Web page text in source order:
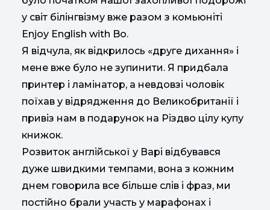
у світ білінгвізму вже разом з комьюніті
Enjoy English with Bo.
Я відчула, як відкрилось «друге дихання» і
мене вже було не зупинити. Я придбала
принтер і ламінатор, а невдовзі чоловік
поїхав у відрядження до Великобританії і
привіз нам в подарунок на Різдво цілу купу
книжок.
Розвиток англійської у Варі відбувався
дуже швидкими темпами, вона з кожним
днем говорила все більше слів і фраз, ми
постійно брали участь у марафонах і